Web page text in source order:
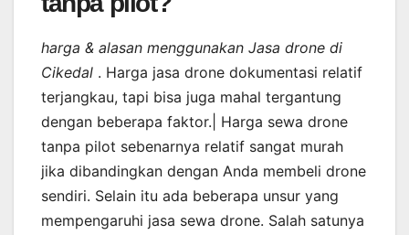
harga & alasan menggunakan Jasa drone di
Cikedal . Harga jasa drone dokumentasi relatif
terjangkau, tapi bisa juga mahal tergantung
dengan beberapa faktor.| Harga sewa drone
tanpa pilot sebenarnya relatif sangat murah
jika dibandingkan dengan Anda membeli drone
sendiri. Selain itu ada beberapa unsur yang
mempengaruhi jasa sewa drone. Salah satunya